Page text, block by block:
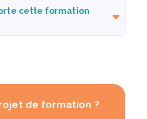
cette formation
de formation ?